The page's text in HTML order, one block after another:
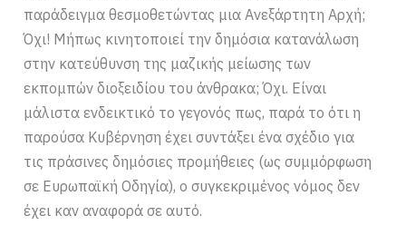
παράδειγμα θεσμοθετώντας μια Ανεξάρτητη Αρχή;
Όχι! Μήπως κινητοποιεί την δημόσια κατανάλωση
στην κατεύθυνση της μαζικής μείωσης των
εκπομπών διοξειδίου του άνθρακα; Όχι. Είναι
μάλιστα ενδεικτικό το γεγονός πως, παρά το ότι η
παρούσα Κυβέρνηση έχει συντάξει ένα σχέδιο για
τις πράσινες δημόσιες προμήθειες (ως συμμόρφωση
σε Ευρωπαϊκή Οδηγία), ο συγκεκριμένος νόμος δεν
έχει καν αναφορά σε αυτό.